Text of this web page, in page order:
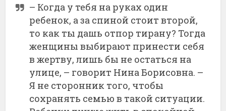
– Когда у тебя на руках один
ребенок, а за спиной стоит второй,
то как ты дашь отпор тирану? Тогда
женщины выбирают принести себя
в жертву, лишь бы не остаться на
улице, – говорит Нина Борисовна. –
Я не сторонник того, чтобы
сохранять семью в такой ситуации.